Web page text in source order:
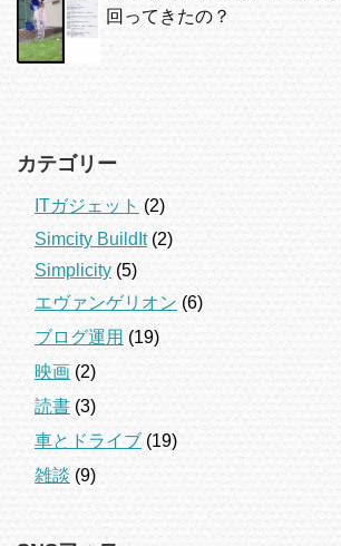
回ってきたの？
カテゴリー
ITガジェット (2)
Simcity BuildIt(2)
Simplicity (5)
エヴァンゲリオン (6)
ブログ運用 (19)
映画 (2)
読書 (3)
車とドライブ(19)
雑談 (9)